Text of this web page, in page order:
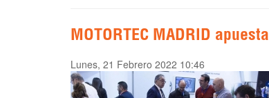
MOTORTEC MADRID
Lunes, 21 Febrero 2022 10:46